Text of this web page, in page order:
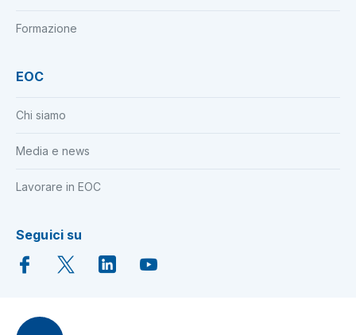
Formazione
EOC
Chi siamo
Media e news
Lavorare in EOC
Seguici su